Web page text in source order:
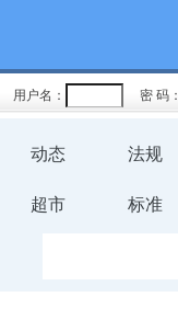
用户名： 密 码：
动态 法规
超市 标准
规程
预案
评价